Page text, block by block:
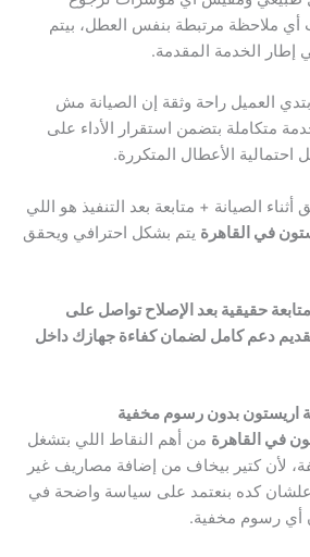
أي ملاحظة مرتبطة بنفس العطل، بيتم
إطار الخدمة المقدمة.
بتدي العميل راحة وثقة إن الصيانة مش
متكاملة بتضمن استقرار الأداء على
احتمالية الأعطال المتكررة.
الصيانة + متابعة بعد التنفيذ هو اللي
في القاهرة يتم بشكل احترافي ويحقق
حقيقية بعد الإصلاح تواصل على
وسيتم تقديم دعم كامل لضمان كفاءة جهازك داخل
اريستون بدون رسوم مخفية
في القاهرة من أهم النقاط اللي بتشغل
لأن كتير بيخاف من إضافة مصاريف غير
علشان كده بنعتمد على سياسة واضحة في
أي رسوم مخفية.